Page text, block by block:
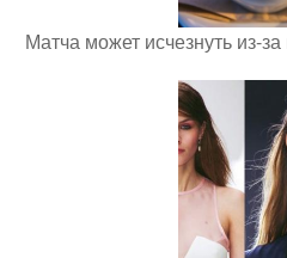
Матча может исчезнуть из-